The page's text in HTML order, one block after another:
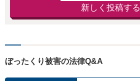
新しく投稿する
ぼったくり被害の法律Q&A